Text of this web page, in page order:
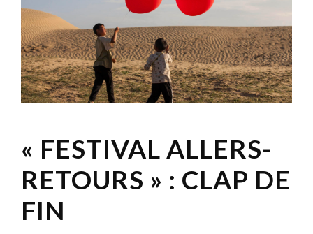
« FESTIVAL ALLERS-
RETOURS » : CLAP DE
FIN